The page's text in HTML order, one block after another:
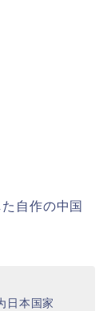
自作の中国
日本国家